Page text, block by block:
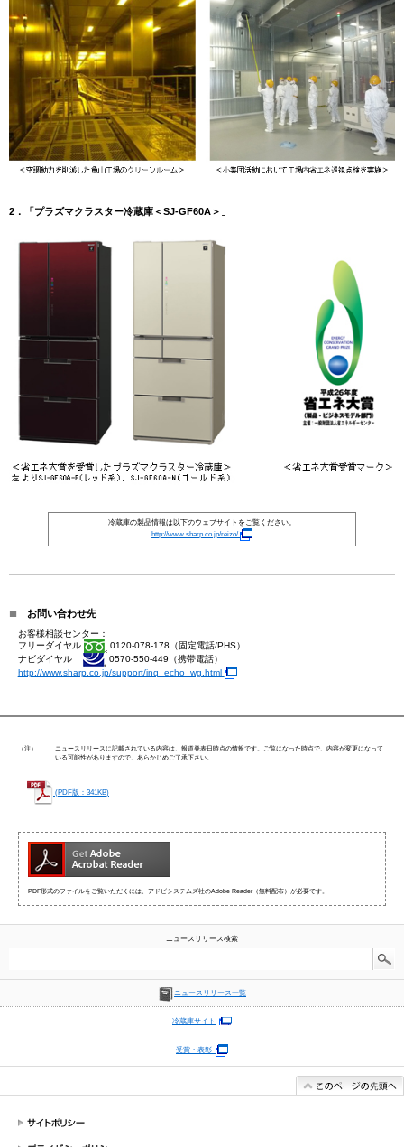
2．「プラズマクラスター冷蔵庫＜SJ-GF60A＞」
冷蔵庫の製品情報は以下のウェブサイトをご覧ください。
http://www.sharp.co.jp/reizo/
■ お問い合わせ先
お客様相談センター：
フリーダイヤル
0120-078-178（固定電話/PHS）
ナビダイヤル
0570-550-449（携帯電話）
http://www.sharp.co.jp/support/inq_echo_wg.html
（注）
ニュースリリースに記載されている内容は、報道発表日時点の情報です。ご覧になった時点で、内容が変更になって
いる可能性がありますので、あらかじめご了承下さい。
(PDF版：341KB)
PDF形式のファイルをご覧いただくには、アドビシステムズ社のAdobe Reader（無料配布）が必要です。
ニュースリリース検索
ニュースリリース一覧
冷蔵庫サイト
受賞・表彰